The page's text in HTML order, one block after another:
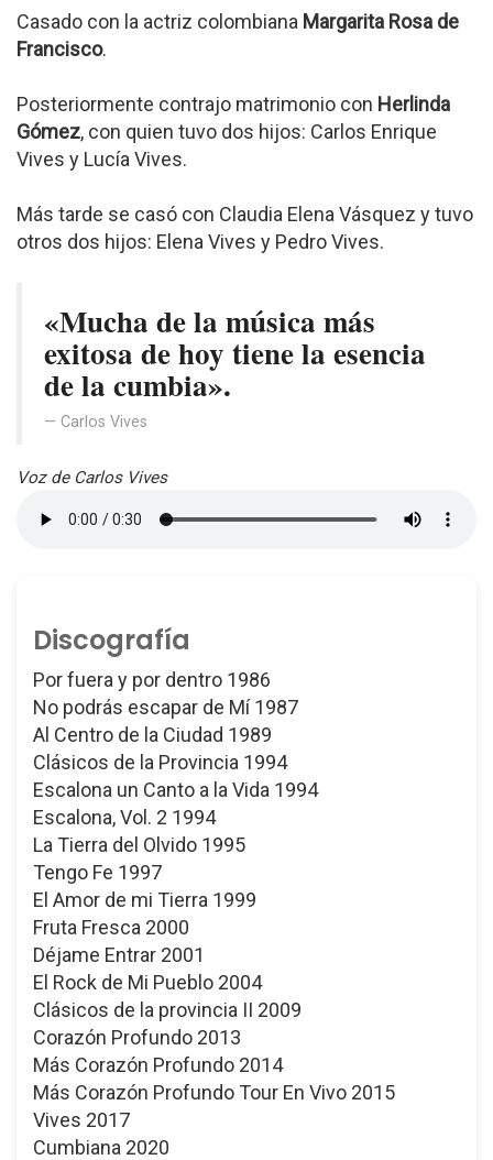
Casado con la actriz colombiana Margarita Rosa de
Francisco.
Posteriormente contrajo matrimonio con Herlinda
Gómez, con quien tuvo dos hijos: Carlos Enrique
Vives y Lucía Vives.
Más tarde se casó con Claudia Elena Vásquez y tuvo
otros dos hijos: Elena Vives y Pedro Vives.
«Mucha de la música más
exitosa de hoy tiene la esencia
de la cumbia».
Carlos Vives
Voz de Carlos Vives
Discografía
Por fuera y por dentro 1986
No podrás escapar de Mí 1987
Al Centro de la Ciudad 1989
Clásicos de la Provincia 1994
Escalona un Canto a la Vida 1994
Escalona, Vol. 2 1994
La Tierra del Olvido 1995
Tengo Fe 1997
El Amor de mi Tierra 1999
Fruta Fresca 2000
Déjame Entrar 2001
El Rock de Mi Pueblo 2004
Clásicos de la provincia II 2009
Corazón Profundo 2013
Más Corazón Profundo 2014
Más Corazón Profundo Tour En Vivo 2015
Vives 2017
Cumbiana 2020